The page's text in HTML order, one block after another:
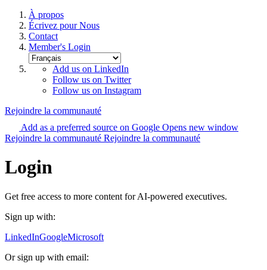
À propos
Écrivez pour Nous
Contact
Member's Login
Add us on LinkedIn
Follow us on Twitter
Follow us on Instagram
Rejoindre la communauté
Add as a preferred source on Google Opens new window
Rejoindre la communauté Rejoindre la communauté
Login
Get free access to more content for AI-powered executives.
Sign up with:
LinkedInGoogleMicrosoft
Or sign up with email: